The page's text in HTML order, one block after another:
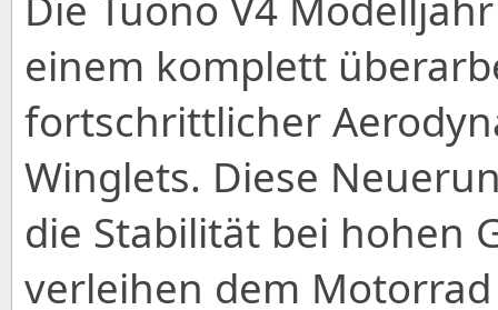
einem komplett
fortschrittlicher
Winglets. Diese
die Stabilität bei hohen
verleihen dem